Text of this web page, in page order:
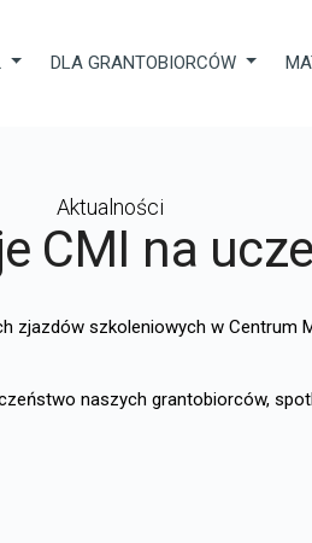
DLA GRANTOBIORCÓW
Aktualności
CMI na
zjazdów szkoleniowych w
naszych grantobiorców,